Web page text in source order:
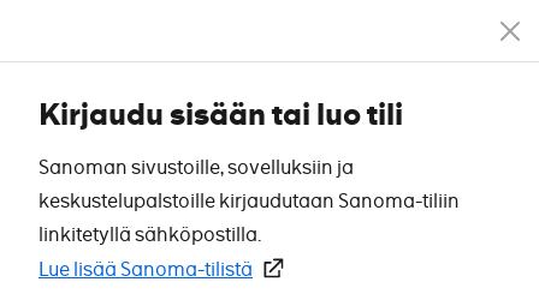
Kirjaudu sisään tai luo tili
Sanoman sivustoille, sovelluksiin ja
keskustelupalstoille kirjaudutaan Sanoma-tiliin
linkitetyllä sähköpostilla.
Lue lisää Sanoma-tilistä